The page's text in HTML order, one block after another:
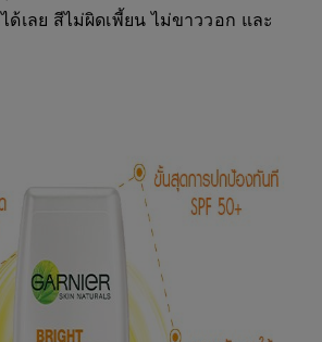
ด้เลย สีไม่ผิดเพี้ยน ไม่ขาววอก และ